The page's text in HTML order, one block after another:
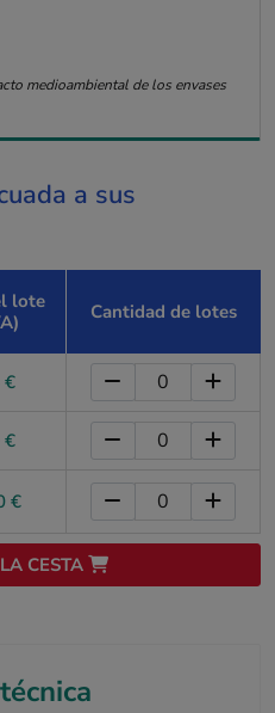
medioambiental de los envases
a sus
lote
Cantidad de lotes
€
€
€
CESTA